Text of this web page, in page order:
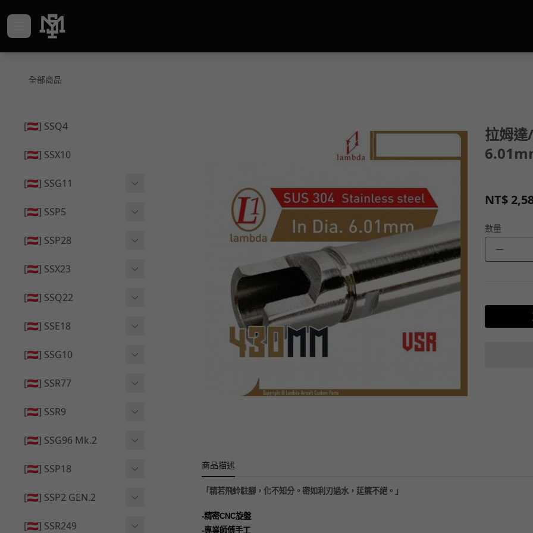
全部商品
[🇦🇹] SSQ4
[🇦🇹] SSX10
[🇦🇹] SSG11
🔄 原廠 ⧸ 零件
[🇦🇹] SSP5
🔄 原廠 ⧸ 零件
[🇦🇹] SSP28
🔄 原廠 ⧸ 零件
[🇦🇹] SSX23
🟦 主體 ⧸ 彈匣
[🇦🇹] SSQ22
🟦 主體 ⧸ 彈匣
[🇦🇹] SSE18
👁️‍🗨️ 外觀 ⧸ 色彩
[🇦🇹] SSG10
🟦 主體 ⧸ 彈匣
[🇦🇹] SSR77
🟦 主體 ⧸ 彈匣
[🇦🇹] SSR9
👁️‍🗨️ 外觀 ⧸ 色彩
[🇦🇹] SSG96 Mk.2
🆙 升級 ⧸ 部件
[🇦🇹] SSP18
👁️‍🗨️ 外觀 ⧸ 色彩
[🇦🇹] SSP2 GEN.2
🔄 原廠 ⧸ 零件
[🇦🇹] SSR249
拉姆
NT$
數量
－
商品描述
「精若飛蛉駐腳，化不知分。密如利刃過水，延簾不絕。 」
-精密CNC旋盤
-專業師傅手工